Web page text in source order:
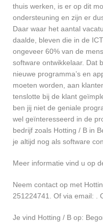
thuis werken, is er op dit
ondersteuning en zijn er
Daar waar het aantal
daalde, bleven die in de
ongeveer 60% van de
software ontwikkelaar. Dat
nieuwe programma’s en
moeten worden, aan
tenslotte bij de klant
ben jij niet de geniale
wel geïnteresseerd in de
bedrijf zoals Hotting / B in
je altijd nog als software
Meer informatie vind u op
Neem contact op met
251224741. Of via email:
Je vind Hotting / B op: